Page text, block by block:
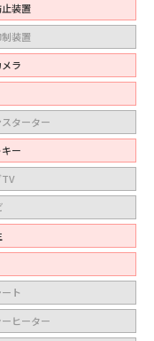
装置
装置
ラ
ターター
ー
TV
ト
ヒーター